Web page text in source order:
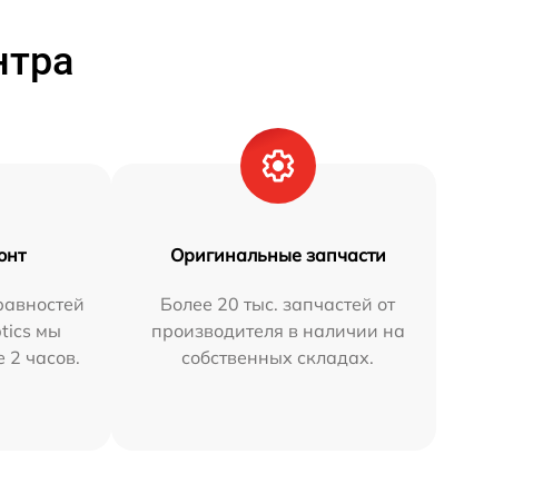
мы
2 часов.
Оригинальные запчасти
Более 20 тыс. запчастей от
производителя в наличии на
собственных складах.